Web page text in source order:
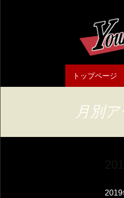
トップページ
月別ア
2019